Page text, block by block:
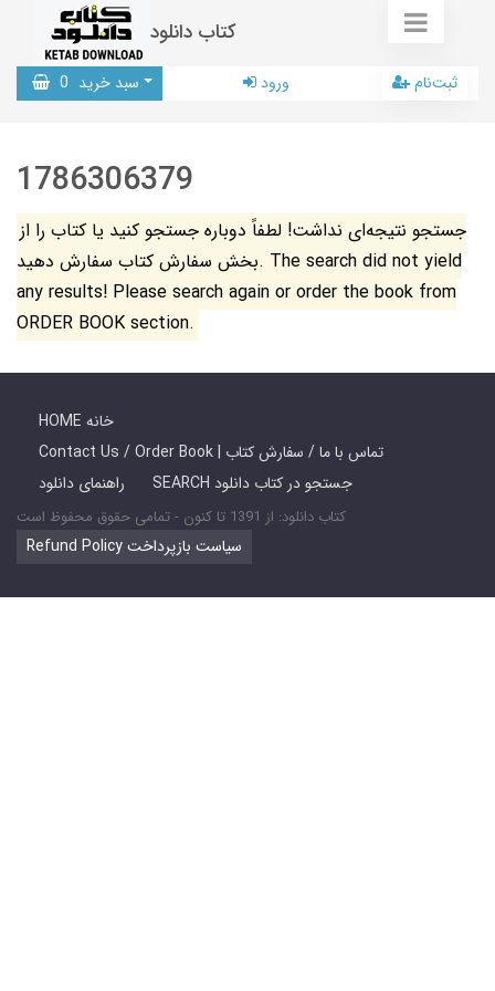
کتاب دانلود
سبد خرید 0 ورود ثبت‌نام
1786306379
جستجو نتیجه‌ای نداشت! لطفاً دوباره جستجو کنید یا کتاب را از
بخش سفارش کتاب سفارش دهید. The search did not yield
any results! Please search again or order the book from
ORDER BOOK section.
HOME خانه
Contact Us / Order Book | تماس با ما / سفارش کتاب
راهنمای دانلود
SEARCH جستجو در کتاب دانلود
کتاب دانلود: از 1391 تا کنون - تمامی حقوق محفوظ است
Refund Policy سیاست بازپرداخت